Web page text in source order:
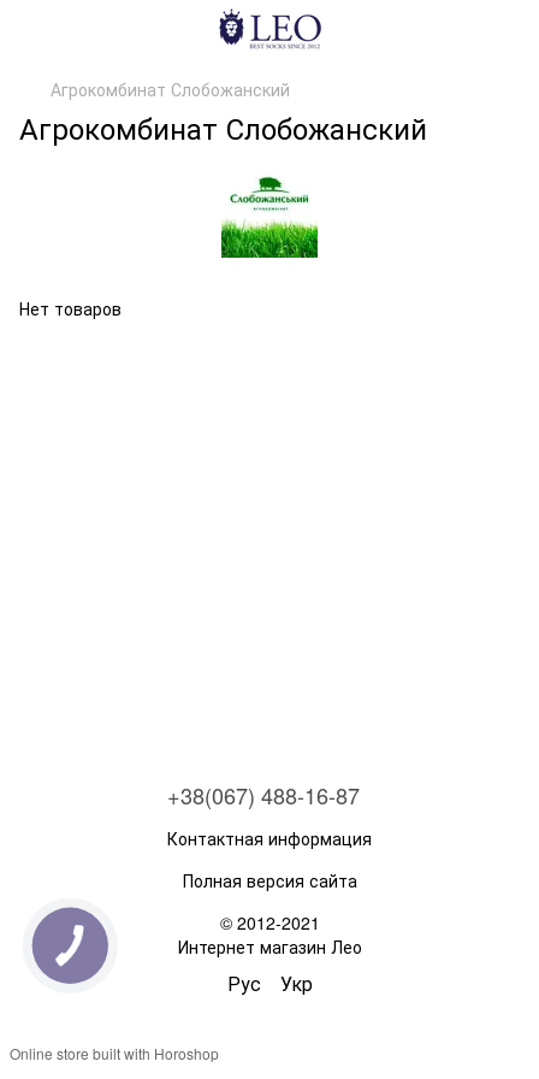
Агрокомбинат Слобожанский
Агрокомбинат Слобожанский
Нет товаров
+38(067) 488-16-87
Контактная информация
Полная версия сайта
© 2012-2021
Интернет магазин Лео
Рус Укр
Online store built with Horoshop